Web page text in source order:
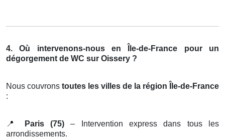
4. Où intervenons-nous en Île-de-France pour un
dégorgement de WC sur Oissery ?
Nous couvrons toutes les villes de la région Île-de-France
:
📍 Paris (75) – Intervention express dans tous les
arrondissements.